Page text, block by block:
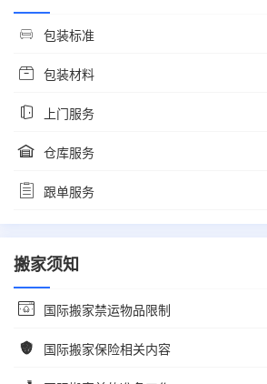
包装标准
包装材料
上门服务
仓库服务
跟单服务
搬家须知
国际搬家禁运物品限制
国际搬家保险相关内容